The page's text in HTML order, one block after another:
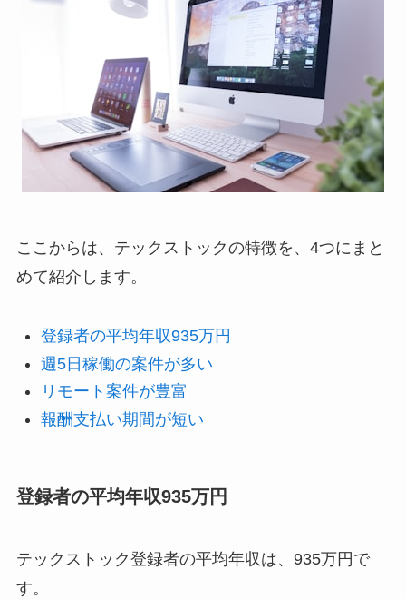
ここからは、テックストックの特徴を、4つにまと
めて紹介します。
登録者の平均年収935万円
週5日稼働の案件が多い
リモート案件が豊富
報酬支払い期間が短い
登録者の平均年収935万円
テックストック登録者の平均年収は、935万円で
す。